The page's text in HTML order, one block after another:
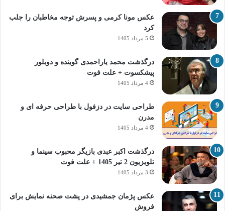
عکس مونا کرمی و پسرش توجه مخاطبان را جلب
کرد
5 مرداد 1405
درگذشت محمد یاراحمدی گوینده و دوبلور
پیشکسوت + علت فوت
4 مرداد 1405
طراحی سایت در دزفول با طراحی حرفه‌ ای و
مدرن
4 مرداد 1405
درگذشت اکبر عبدی بازیگر محبوب سینما و
تلویزیون 2 تیر 1405 + علت فوت
3 مرداد 1405
عکس پژمان جمشیدی در پشت صحنه نمایش برای
فروش